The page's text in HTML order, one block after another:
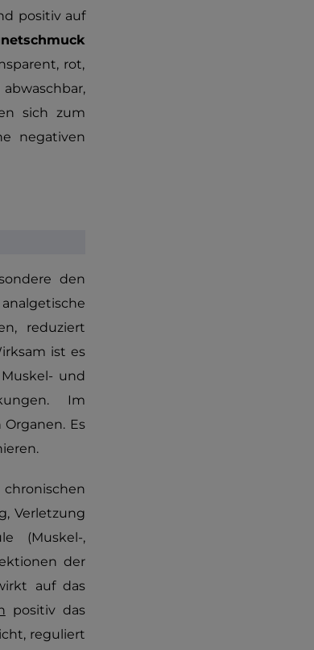
positiv auf
rot,
sich zum
negativen
den
reduziert
ist es
und
Im
Es
Verletzung
(Muskel-,
der
auf das
positiv das
reguliert